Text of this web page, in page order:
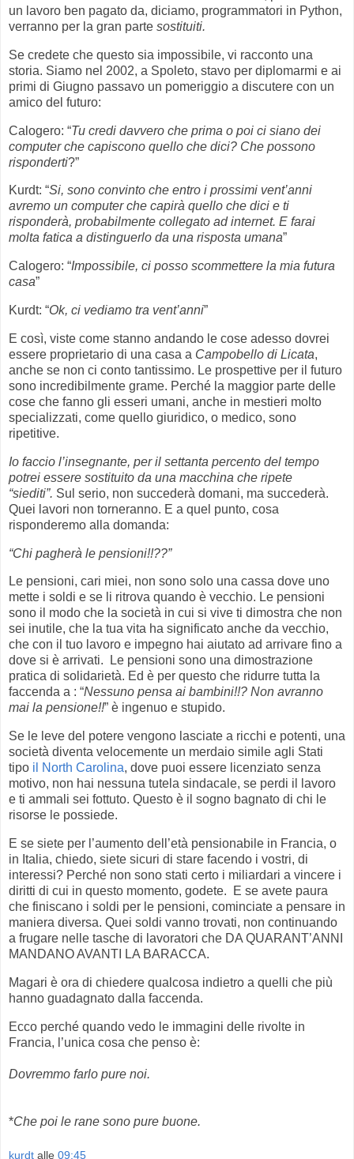
un lavoro ben pagato da, diciamo, programmatori in Python,
verranno per la gran parte sostituiti.
Se credete che questo sia impossibile, vi racconto una
storia. Siamo nel 2002, a Spoleto, stavo per diplomarmi e ai
primi di Giugno passavo un pomeriggio a discutere con un
amico del futuro:
Calogero: “Tu credi davvero che prima o poi ci siano dei
computer che capiscono quello che dici? Che possono
risponderti?”
Kurdt: “Si, sono convinto che entro i prossimi vent’anni
avremo un computer che capirà quello che dici e ti
risponderà, probabilmente collegato ad internet. E farai
molta fatica a distinguerlo da una risposta umana”
Calogero: “Impossibile, ci posso scommettere la mia futura
casa”
Kurdt: “Ok, ci vediamo tra vent’anni”
E così, viste come stanno andando le cose adesso dovrei
essere proprietario di una casa a Campobello di Licata,
anche se non ci conto tantissimo. Le prospettive per il futuro
sono incredibilmente grame. Perché la maggior parte delle
cose che fanno gli esseri umani, anche in mestieri molto
specializzati, come quello giuridico, o medico, sono
ripetitive.
Io faccio l’insegnante, per il settanta percento del tempo
potrei essere sostituito da una macchina che ripete
“siediti”. Sul serio, non succederà domani, ma succederà.
Quei lavori non torneranno. E a quel punto, cosa
risponderemo alla domanda:
“Chi pagherà le pensioni!!??”
Le pensioni, cari miei, non sono solo una cassa dove uno
mette i soldi e se li ritrova quando è vecchio. Le pensioni
sono il modo che la società in cui si vive ti dimostra che non
sei inutile, che la tua vita ha significato anche da vecchio,
che con il tuo lavoro e impegno hai aiutato ad arrivare fino a
dove si è arrivati. Le pensioni sono una dimostrazione
pratica di solidarietà. Ed è per questo che ridurre tutta la
faccenda a : “Nessuno pensa ai bambini!!? Non avranno
mai la pensione!!” è ingenuo e stupido.
Se le leve del potere vengono lasciate a ricchi e potenti, una
società diventa velocemente un merdaio simile agli Stati
tipo il North Carolina, dove puoi essere licenziato senza
motivo, non hai nessuna tutela sindacale, se perdi il lavoro
e ti ammali sei fottuto. Questo è il sogno bagnato di chi le
risorse le possiede.
E se siete per l’aumento dell’età pensionabile in Francia, o
in Italia, chiedo, siete sicuri di stare facendo i vostri, di
interessi? Perché non sono stati certo i miliardari a vincere i
diritti di cui in questo momento, godete. E se avete paura
che finiscano i soldi per le pensioni, cominciate a pensare in
maniera diversa. Quei soldi vanno trovati, non continuando
a frugare nelle tasche di lavoratori che DA QUARANT’ANNI
MANDANO AVANTI LA BARACCA.
Magari è ora di chiedere qualcosa indietro a quelli che più
hanno guadagnato dalla faccenda.
Ecco perché quando vedo le immagini delle rivolte in
Francia, l’unica cosa che penso è:
Dovremmo farlo pure noi.
*Che poi le rane sono pure buone.
kurdt alle 09:45